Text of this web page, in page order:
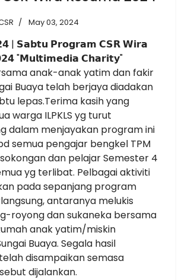
May 03, 2024
| 𝗦𝗮𝗯𝘁𝘂 𝗣𝗿𝗼𝗴𝗿𝗮𝗺 𝗖𝗦𝗥 𝗪𝗶𝗿𝗮
"𝗠𝘂𝗹𝘁𝗶𝗺𝗲𝗱𝗶𝗮 𝗖𝗵𝗮𝗿𝗶𝘁𝘆"
anak-anak yatim dan fakir
Buaya telah berjaya diadakan
lepas.Terima kasih yang
warga ILPKLS yg turut
dalam menjayakan program ini
semua pengajar bengkel TPM
dan pelajar Semester 4
yg terlibat. Pelbagai aktiviti
pada sepanjang program
antaranya melukis
royong dan sukaneka bersama
anak yatim/miskin
Buaya. Segala hasil
disampaikan semasa
dijalankan.